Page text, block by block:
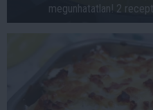
megunhatatlan! 2